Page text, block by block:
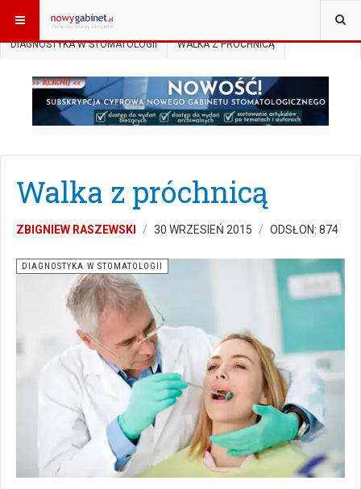
JESTEŚ TUTAJ: START
DIAGNOSTYKA W STOMATOLOGII WALKA Z PRÓCHNICĄ
Walka z próchnicą
ZBIGNIEW RASZEWSKI 30 WRZESIEŃ 2015 ODSŁON: 874
DIAGNOSTYKA W STOMATOLOGII